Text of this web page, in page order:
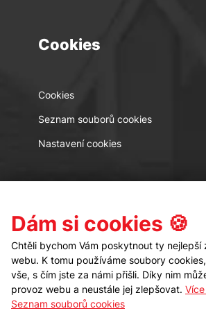
Cookies
Cookies
Seznam souborů cookies
Nastavení cookies
Kontakt
Dám si cookies 🍪
Chtěli bychom Vám poskytnout ty nejlepší
webu. K tomu používáme soubory
vše, s čím jste za námi přišli. Díky nim
provoz webu a neustále jej zlepšovat.
Seznam souborů cookies